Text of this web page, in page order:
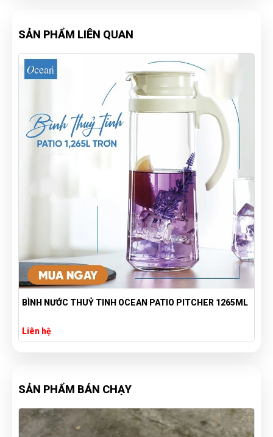
SẢN PHẨM LIÊN QUAN
SẢN XUẤT TÚI GIẤY THEO YÊU CẦU - TÚI GIẤY GIÁ RẺ
Liên hệ
SẢN PHẨM BÁN CHẠY